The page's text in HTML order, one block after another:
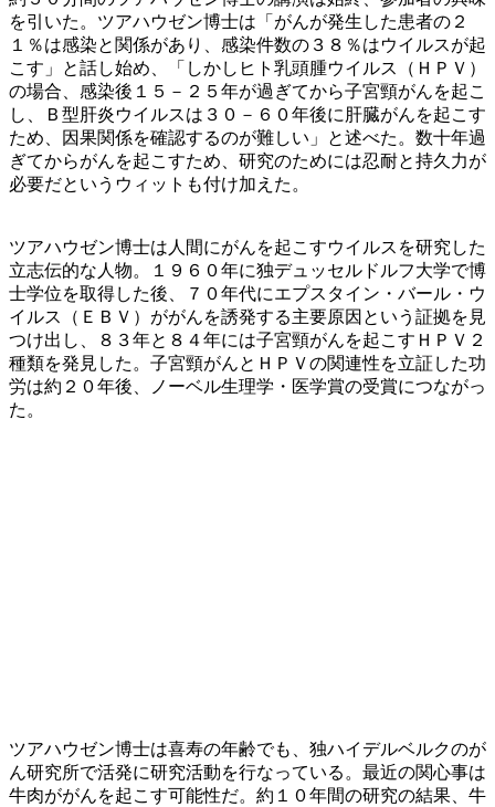
を引いた。ツアハウゼン博士は「がんが発生した患者の２
１％は感染と関係があり、感染件数の３８％はウイルスが起
こす」と話し始め、「しかしヒト乳頭腫ウイルス（ＨＰＶ）
の場合、感染後１５－２５年が過ぎてから子宮頸がんを起こ
し、Ｂ型肝炎ウイルスは３０－６０年後に肝臓がんを起こす
ため、因果関係を確認するのが難しい」と述べた。数十年過
ぎてからがんを起こすため、研究のためには忍耐と持久力が
必要だというウィットも付け加えた。
ツアハウゼン博士は人間にがんを起こすウイルスを研究した
立志伝的な人物。１９６０年に独デュッセルドルフ大学で博
士学位を取得した後、７０年代にエプスタイン・バール・ウ
イルス（ＥＢＶ）ががんを誘発する主要原因という証拠を見
つけ出し、８３年と８４年には子宮頸がんを起こすＨＰＶ２
種類を発見した。子宮頸がんとＨＰＶの関連性を立証した功
労は約２０年後、ノーベル生理学・医学賞の受賞につながっ
た。
ツアハウゼン博士は喜寿の年齢でも、独ハイデルベルクのが
ん研究所で活発に研究活動を行なっている。最近の関心事は
牛肉ががんを起こす可能性だ。約１０年間の研究の結果、牛